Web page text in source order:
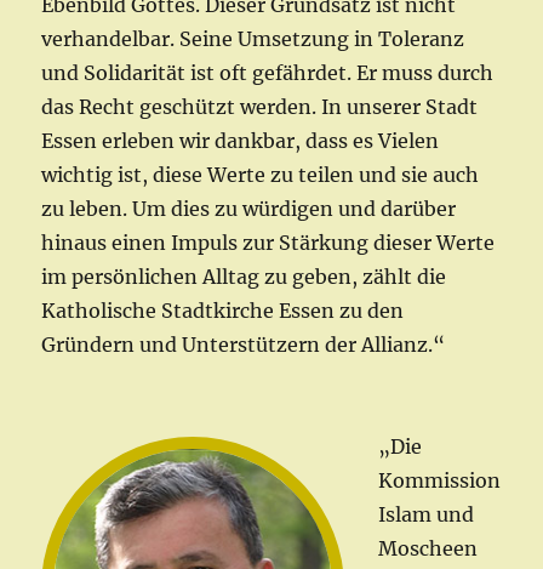
Ebenbild Gottes. Dieser Grundsatz ist nicht
verhandelbar. Seine Umsetzung in Toleranz
und Solidarität ist oft gefährdet. Er muss durch
das Recht geschützt werden. In unserer Stadt
Essen erleben wir dankbar, dass es Vielen
wichtig ist, diese Werte zu teilen und sie auch
zu leben. Um dies zu würdigen und darüber
hinaus einen Impuls zur Stärkung dieser Werte
im persönlichen Alltag zu geben, zählt die
Katholische Stadtkirche Essen zu den
Gründern und Unterstützern der Allianz.“
„Die
Kommission
Islam und
Moscheen